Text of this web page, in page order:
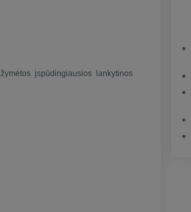
įspūdingiausios lankytinos